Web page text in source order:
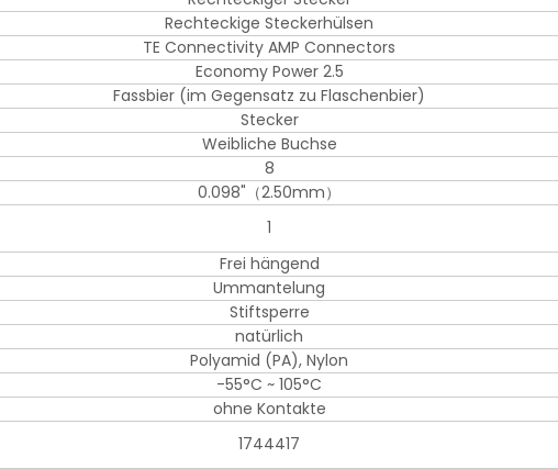
Rechteckige Steckerhülsen
TE Connectivity AMP Connectors
Economy Power 2.5
Fassbier (im Gegensatz zu Flaschenbier)
Stecker
Weibliche Buchse
8
0.098"（2.50mm）
1
Frei hängend
Ummantelung
Stiftsperre
natürlich
Polyamid (PA), Nylon
-55°C ~ 105°C
ohne Kontakte
1744417